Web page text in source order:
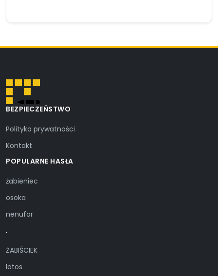
BEZPIECZEŃSTWO
Polityka prywatności
Kontakt
POPULARNE HASŁA
żabieniec
osoka
nenufar
.
ŻABIŚCIEK
lotos